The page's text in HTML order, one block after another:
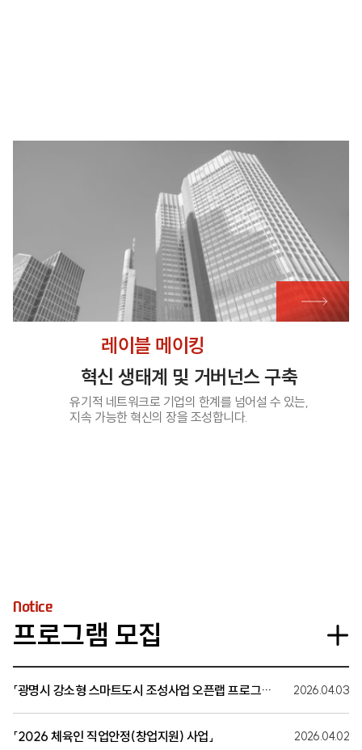
레이블 메이킹
혁신 생태계 및 거버넌스 구축
유기적 네트워크로 기업의 한계를 넘어설 수 있는,
지속 가능한 혁신의 장을 조성합니다.
Notice
프로그램 모집
「광명시 강소형 스마트도시 조성사업 오픈랩 프로그램」 2026.04.03
「2026 체육인 직업안정(창업지원) 사업」 2026.04.02